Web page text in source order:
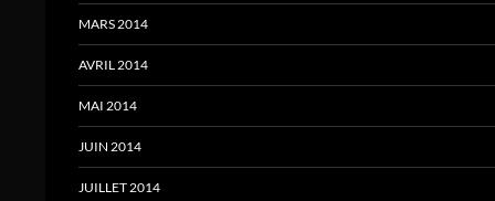
MARS 2014
AVRIL 2014
MAI 2014
JUIN 2014
JUILLET 2014